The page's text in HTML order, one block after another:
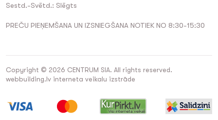
Sestd.-Svētd.: Slēgts
PREČU PIEŅEMŠANA UN IZSNIEGŠANA NOTIEK NO 8:30-15:30
Copyright © 2026 CENTRUM SIA. All rights reserved.
webbuilding.lv interneta veikalu izstrāde